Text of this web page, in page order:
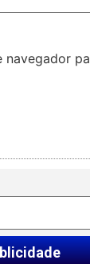
navegador